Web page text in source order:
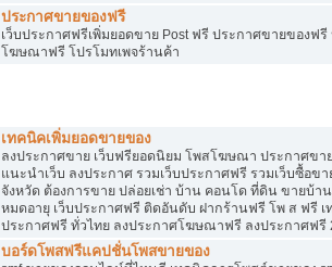
ประกาศขายของฟรี
เว็บประกาศฟรีเพิ่มยอดขาย Post ฟรี ประกาศขายของฟรี
โฆษณาฟรี โปรโมทเพจร้านค้า
เทคนิคเพิ่มยอดขายของ
ลงประกาศขาย เว็บฟรียอดนิยม โพสโฆษณา ประกาศขา
แนะนำเว็บ ลงประกาศ รวมเว็บประกาศฟรี รวมเว็บซื้อข
จังหวัด ต้องการขาย ปล่อยเช่า บ้าน คอนโด ที่ดิน ขายบ้
หมดอายุ เว็บประกาศฟรี ติดอันดับ ฝากร้านฟรี โพ ส ฟรี เ
ประกาศฟรี ทั่วไทย ลงประกาศโฆษณาฟรี ลงประกาศฟรี
บอร์ดโพสฟรีแคปชั่นโพสขายของ